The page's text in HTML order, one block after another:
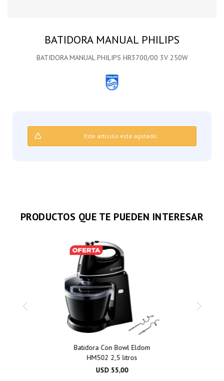
BATIDORA MANUAL PHILIPS
BATIDORA MANUAL PHILIPS HR3700/00 3V 250W
Este artículo está agotado.
PRODUCTOS QUE TE PUEDEN INTERESAR
Batidora Con Bowl Eldom
HM502 2,5 litros
USD 55,00